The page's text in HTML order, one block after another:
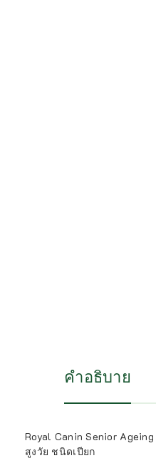
คำอธิบาย
Royal Canin Senior
สูงวัย ชนิดเปียก